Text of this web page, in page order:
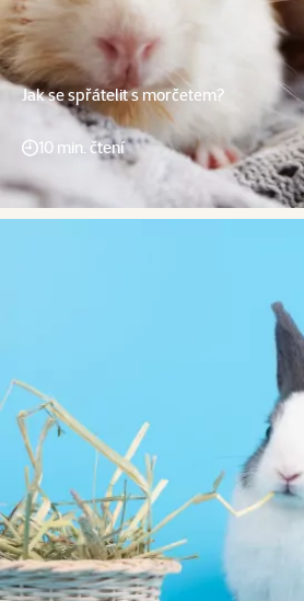
Jak se spřátelit s morčetem?
10 min. čtení